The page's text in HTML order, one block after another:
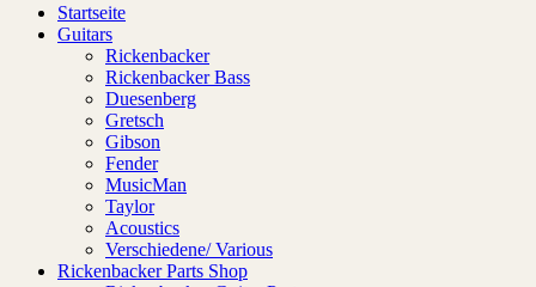
Startseite
Guitars
Rickenbacker
Rickenbacker Bass
Duesenberg
Gretsch
Gibson
Fender
MusicMan
Taylor
Acoustics
Verschiedene/ Various
Rickenbacker Parts Shop